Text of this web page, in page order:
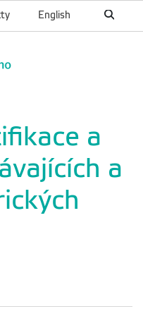
English
a
a